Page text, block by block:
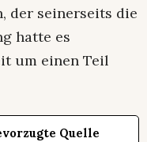
der seinerseits die
hatte es
um einen Teil
Quelle